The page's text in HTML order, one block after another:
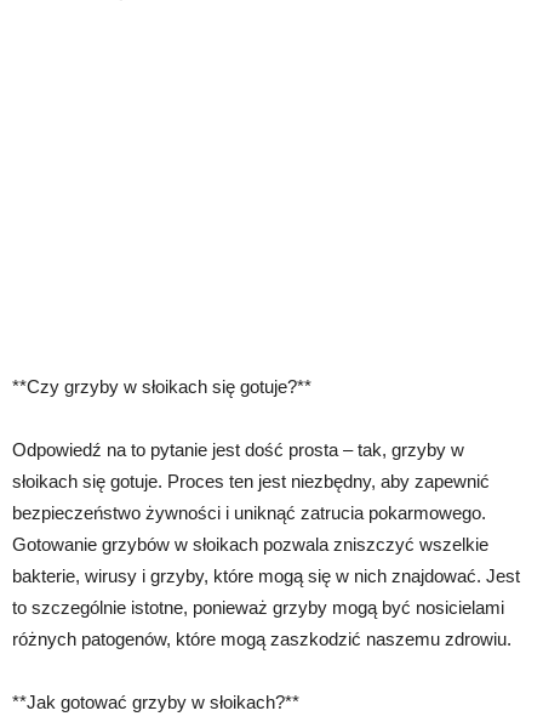
**Czy grzyby w słoikach się gotuje?**
Odpowiedź na to pytanie jest dość prosta – tak, grzyby w
słoikach się gotuje. Proces ten jest niezbędny, aby zapewnić
bezpieczeństwo żywności i uniknąć zatrucia pokarmowego.
Gotowanie grzybów w słoikach pozwala zniszczyć wszelkie
bakterie, wirusy i grzyby, które mogą się w nich znajdować. Jest
to szczególnie istotne, ponieważ grzyby mogą być nosicielami
różnych patogenów, które mogą zaszkodzić naszemu zdrowiu.
**Jak gotować grzyby w słoikach?**